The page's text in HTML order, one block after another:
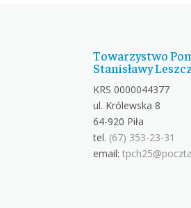
Towarzystwo
Stanisławy
KRS 0000044377
ul. Królewska 8
64-920 Piła
tel. (67) 353-23-31
email: